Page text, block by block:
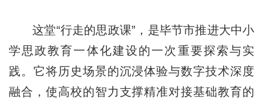
这堂“行走的思政课”，是毕节市推进大中小
学思政教育一体化建设的一次重要探索与实
践。它将历史场景的沉浸体验与数字技术深度
融合，使高校的智力支撑精准对接基础教育的